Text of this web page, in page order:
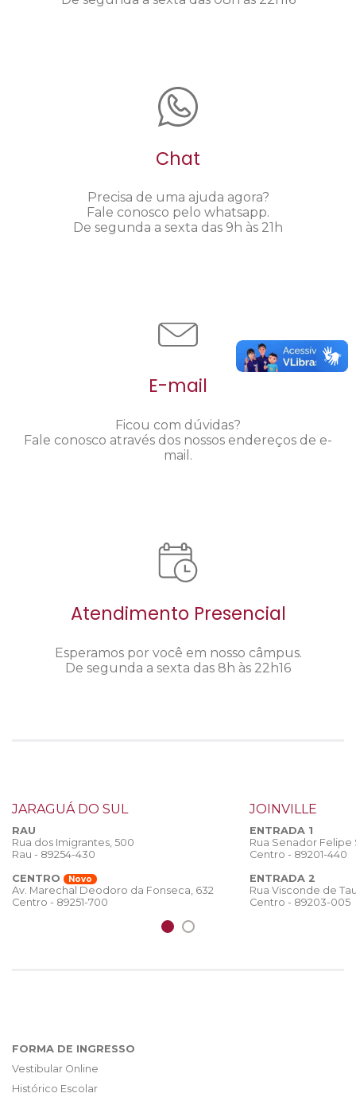
Chat
Precisa de uma ajuda agora?
Fale conosco pelo whatsapp.
De segunda a sexta das 9h às 21h
E-mail
Ficou com dúvidas?
Fale conosco através dos nossos endereços de e-
mail.
Atendimento Presencial
Esperamos por você em nosso câmpus.
De segunda a sexta das 8h às 22h16
JARAGUÁ DO SUL
RAU
Rua dos Imigrantes, 500
Rau - 89254-430
CENTRO
Novo
Av. Marechal Deodoro da Fonseca, 632
Centro - 89251-700
JOINVILLE
ENTRADA 1
Rua Senador
Centro - 89201-440
ENTRADA 2
Rua Visconde de
Centro - 89203-005
FORMA DE INGRESSO
Vestibular Online
Histórico Escolar